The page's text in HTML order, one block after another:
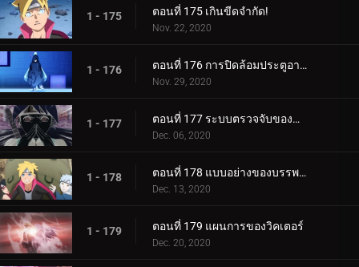
1 - 175 ตอนที่ 175 เกินขีดจำกัด!
Nov. 22, 2020
1 - 176 ตอนที่ 176 การปิดล้อมประตูอาอุน!
Nov. 29, 2020
1 - 177 ตอนที่ 177 ระบบตรวจจับของกำแพงเหล็ก
Dec. 06, 2020
1 - 178 ตอนที่ 178 แบบอย่างของบรรพบุรุษของเรา
Dec. 13, 2020
1 - 179 ตอนที่ 179 แผนการของวิคเตอร์
Dec. 20, 2020